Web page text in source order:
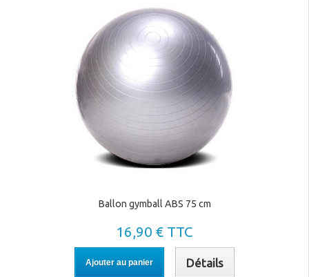
Ballon gymball ABS 75 cm
16,90 € TTC
Ajouter au panier Détails